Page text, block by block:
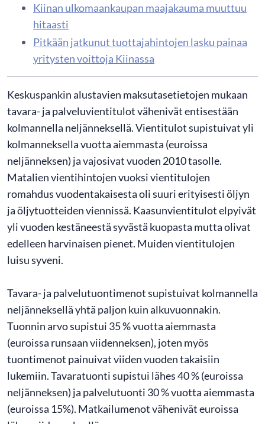
Kiinan ulkomaankaupan maajakauma muuttuu
hitaasti
Pitkään jatkunut tuottajahintojen lasku painaa
yritysten voittoja Kiinassa
Keskuspankin alustavien maksutasetietojen mukaan
tavara- ja palveluvientitulot vähenivät entisestään
kolmannella neljänneksellä. Vientitulot supistuivat yli
kolmanneksella vuotta aiemmasta (euroissa
neljänneksen) ja vajosivat vuoden 2010 tasolle.
Matalien vientihintojen vuoksi vientitulojen
romahdus vuodentakaisesta oli suuri erityisesti öljyn
ja öljytuotteiden viennissä. Kaasunvientitulot elpyivät
yli vuoden kestäneestä syvästä kuopasta mutta olivat
edelleen harvinaisen pienet. Muiden vientitulojen
luisu syveni.
Tavara- ja palvelutuontimenot supistuivat kolmannella
neljänneksellä yhtä paljon kuin alkuvuonnakin.
Tuonnin arvo supistui 35 % vuotta aiemmasta
(euroissa runsaan viidenneksen), joten myös
tuontimenot painuivat viiden vuoden takaisiin
lukemiin. Tavaratuonti supistui lähes 40 % (euroissa
neljänneksen) ja palvelutuonti 30 % vuotta aiemmasta
(euroissa 15%). Matkailumenot vähenivät euroissa